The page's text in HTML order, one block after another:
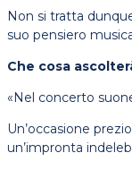
Non si tratta
suo pensiero
Che cosa
«Nel concerto
Un’occasione
un’impronta